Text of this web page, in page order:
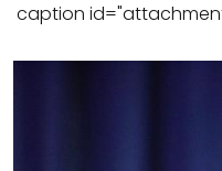
[caption